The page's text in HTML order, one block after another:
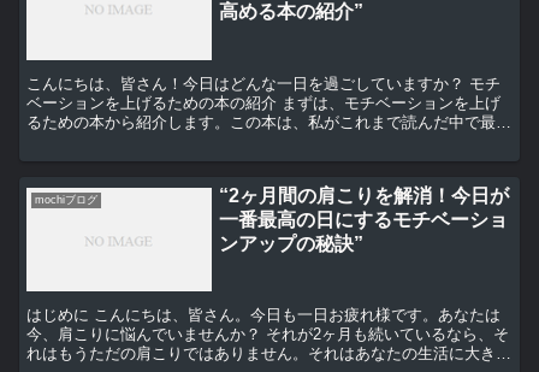
高める本の紹介”
こんにちは、皆さん！今日はどんな一日を過ごしていますか？ モチ
ベーションを上げるための本の紹介 まずは、モチベーションを上げ
るための本から紹介します。この本は、私がこれまで読んだ中で最も
mochiブログ
“2ヶ月間の肩こりを解消！今日が
一番最高の日にするモチベーショ
ンアップの秘訣”
はじめに こんにちは、皆さん。今日も一日お疲れ様です。あなたは
今、肩こりに悩んでいませんか？ それが2ヶ月も続いているなら、そ
れはもうただの肩こりではありません。それはあなたの生活に大きな